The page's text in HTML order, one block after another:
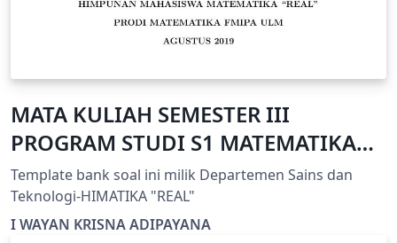
MATA KULIAH SEMESTER III
PROGRAM STUDI S1 MATEMATIKA
FMIPA ULM
Template bank soal ini milik Departemen Sains dan
Teknologi-HIMATIKA "REAL"
I WAYAN KRISNA ADIPAYANA